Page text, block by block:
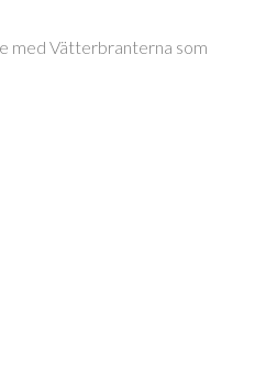
med Vätterbranterna som